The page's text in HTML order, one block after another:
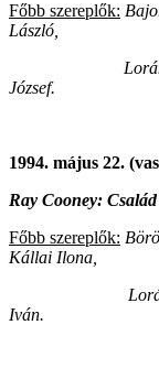
Főbb szereplők:
László,
Lorán Lenke,
József.
1994. május 22.
Ray Cooney:
Főbb szereplők:
Kállai Ilona,
Lorán Lenke,
Iván.